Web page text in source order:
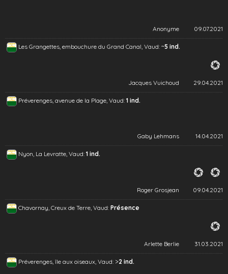
Anonyme 09.07.2021
Les Grangettes, embouchure du Grand Canal, Vaud: ~5 ind.
Jacques Vuichoud 29.04.2021
Préverenges, avenue de la Plage, Vaud: 1 ind.
Gaby Lehmans 14.04.2021
Nyon, La Levratte, Vaud: 1 ind.
Roger Grosjean 09.04.2021
Chavornay, Creux de Terre, Vaud: Présence
Arlette Berlie 31.03.2021
Préverenges, île aux oiseaux, Vaud: >2 ind.